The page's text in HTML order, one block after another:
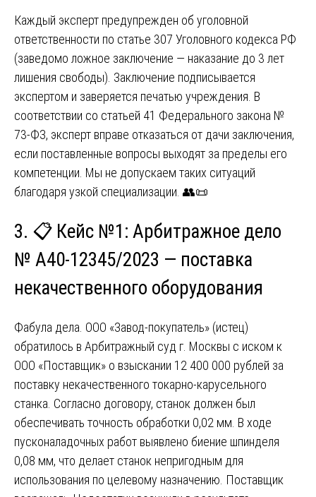
Каждый эксперт предупрежден об уголовной
ответственности по статье 307 Уголовного кодекса РФ
(заведомо ложное заключение — наказание до 3 лет
лишения свободы). Заключение подписывается
экспертом и заверяется печатью учреждения. В
соответствии со статьей 41 Федерального закона №
73-ФЗ, эксперт вправе отказаться от дачи заключения,
если поставленные вопросы выходят за пределы его
компетенции. Мы не допускаем таких ситуаций
благодаря узкой специализации. 👥📜
3. 📋 Кейс №1: Арбитражное дело
№ А40-12345/2023 — поставка
некачественного оборудования
Фабула дела. ООО «Завод-покупатель» (истец)
обратилось в Арбитражный суд г. Москвы с иском к
ООО «Поставщик» о взыскании 12 400 000 рублей за
поставку некачественного токарно-карусельного
станка. Согласно договору, станок должен был
обеспечивать точность обработки 0,02 мм. В ходе
пусконаладочных работ выявлено биение шпинделя
0,08 мм, что делает станок непригодным для
использования по целевому назначению. Поставщик